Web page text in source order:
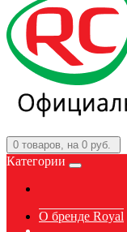
0 товаров, на 0 руб.
Категории
О бренде Royal